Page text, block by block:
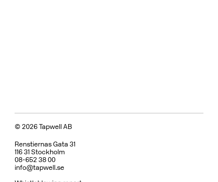
© 2026 Tapwell AB
Renstiernas Gata 31
116 31 Stockholm
08-652 38 00
info@tapwell.se